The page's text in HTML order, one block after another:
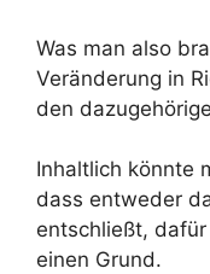
Was man also
Veränderung in
den
Inhaltlich könnte
dass entweder
entschließt,
einen Grund.